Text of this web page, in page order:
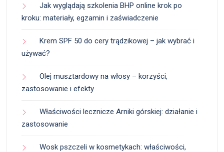
Jak wyglądają szkolenia BHP online krok po
kroku: materiały, egzamin i zaświadczenie
Krem SPF 50 do cery trądzikowej – jak wybrać i
używać?
Olej musztardowy na włosy – korzyści,
zastosowanie i efekty
Właściwości lecznicze Arniki górskiej: działanie i
zastosowanie
Wosk pszczeli w kosmetykach: właściwości,